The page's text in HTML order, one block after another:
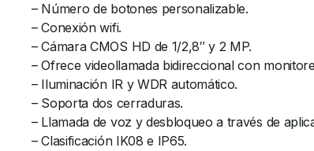
– Número de botones personalizable.
– Conexión wifi.
– Cámara CMOS HD de 1/2,8″ y 2 MP.
– Ofrece videollamada bidireccional con
– Iluminación IR y WDR automático.
– Soporta dos cerraduras.
– Llamada de voz y desbloqueo a través de
– Clasificación IK08 e IP65.